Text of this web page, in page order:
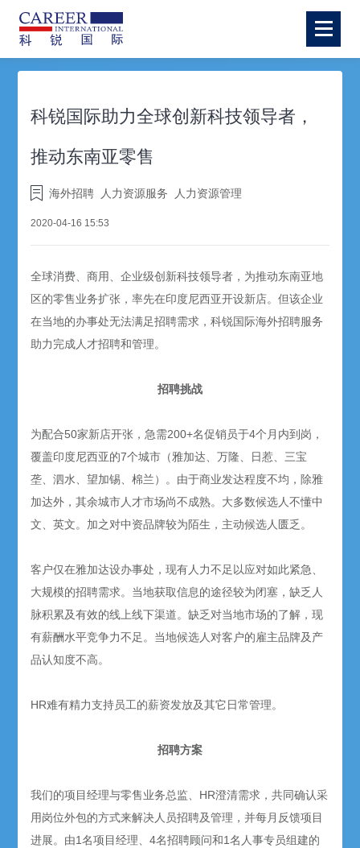
科锐国际助力全球创新科技领导者，
推动东南亚零售
海外招聘 人力资源服务 人力资源管理
2020-04-16 15:53
全球消费、商用、企业级创新科技领导者，为推动东南亚地
区的零售业务扩张，率先在印度尼西亚开设新店。但该企业
在当地的办事处无法满足招聘需求，科锐国际海外招聘服务
助力完成人才招聘和管理。
招聘挑战
为配合50家新店开张，急需200+名促销员于4个月内到岗，
覆盖印度尼西亚的7个城市（雅加达、万隆、日惹、三宝
垄、泗水、望加锡、棉兰）。由于商业发达程度不均，除雅
加达外，其余城市人才市场尚不成熟。大多数候选人不懂中
文、英文。加之对中资品牌较为陌生，主动候选人匮乏。
客户仅在雅加达设办事处，现有人力不足以应对如此紧急、
大规模的招聘需求。当地获取信息的途径较为闭塞，缺乏人
脉积累及有效的线上线下渠道。缺乏对当地市场的了解，现
有薪酬水平竞争力不足。当地候选人对客户的雇主品牌及产
品认知度不高。
HR难有精力支持员工的薪资发放及其它日常管理。
招聘方案
我们的项目经理与零售业务总监、 HR澄清需求，共同确认采
用岗位外包的方式来解决人员招聘及管理，并每月反馈项目
进展。由1名项目经理、4名招聘顾问和1名人事专员组建的